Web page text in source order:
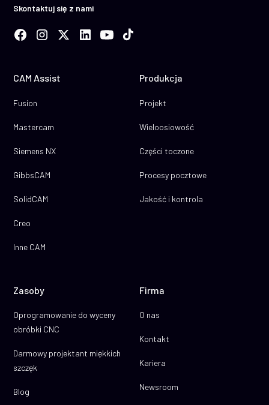
Skontaktuj się z nami
CAM Assist
Fusion
Mastercam
Siemens NX
GibbsCAM
SolidCAM
Creo
Inne CAM
Produkcja
Projekt
Wieloosiowość
Części toczone
Procesy pocztowe
Jakość i kontrola
Zasoby
Oprogramowanie do wyceny
obróbki CNC
Darmowy projektant miękkich
szczęk
Blog
Firma
O nas
Kontakt
Kariera
Newsroom